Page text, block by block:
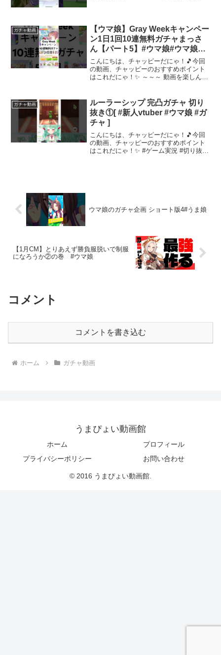
ガチャ動画
【ウマ娘】Gray Weekキャンペー
ン1日1回10連無料ガチャまっさ
ん【パート5】#ウマ娘#ウマ娘プ
リティーダービー#まっさん#もと
き#shorts
こんにちは、チャッピーだにゃ！🎵今回
の動画、チャッピーのおすすめポイント
はこれだにゃ！✨ ～～～ 動画を楽しんだ
ガチャ動画
ルーラーシップ 完凸ガチャ 切り
抜き①[ #新人vtuber #ウマ娘 #ガ
チャ ]
こんにちは、チャッピーだにゃ！🎵今回
の動画、チャッピーのおすすめポイント
はこれだにゃ！✨ #ゲーム実況 #切り抜き
ウマ娘のガチャ企画 ショート版4#うま娘
【1月CM】とりあえず勝負服脱いで制服
になろうか②の巻 #ウマ娘
コメント
コメントを書き込む
ホーム ガチャ動画
うまぴょい動画館
ホーム
プロフィール
プライバシーポリシー
お問い合わせ
© 2016 うまぴょい動画館.